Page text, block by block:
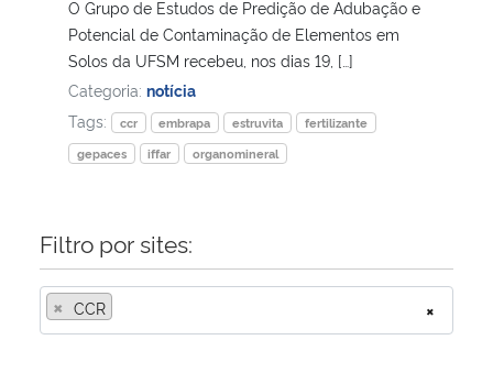
Ministério de Minas e Energia
Ministério da Ciência, Tecnologia, Inovações e Comunicações
Ministério do Meio Ambiente
Ministério do Desenvolvimento Regional
Controladoria-Geral da União
O Grupo de Estudos de Predição de Adubação e
Potencial de Contaminação de Elementos em
Solos da UFSM recebeu, nos dias 19, […]
Categoria: notícia
Tags:
ccr embrapa estruvita
fertilizante
gepaces
iffar organomineral
Filtro por sites:
×
× CCR